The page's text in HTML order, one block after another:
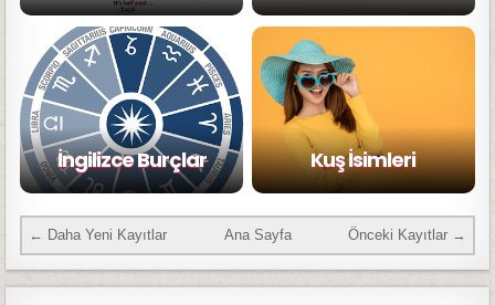
İngilizce Burçlar Kuş İsimleri
← Daha Yeni Kayıtlar Önceki Kayıtlar →
Ana Sayfa